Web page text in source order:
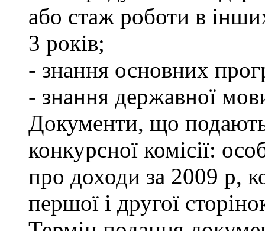
або стаж роботи в
3 років;
- знання основних
- знання державної
Документи, що
конкурсної комісії:
про доходи за 2009 р,
першої і другої